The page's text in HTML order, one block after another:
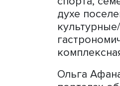
В
Дрезна).